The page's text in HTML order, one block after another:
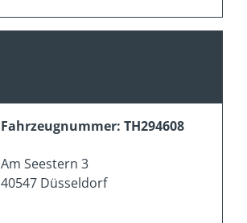
Fahrzeugnummer: TH294608
Am Seestern 3
40547 Düsseldorf